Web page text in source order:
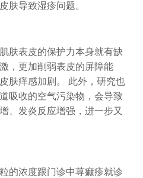
肤导致湿疹问题。
肤表皮的保护力本身就有缺
，更加削弱表皮的屏障能
肤痒感加剧。 此外，研究也
吸收的空气污染物，会导致
、发炎反应增强，进一步又
的浓度跟门诊中荨痲疹就诊